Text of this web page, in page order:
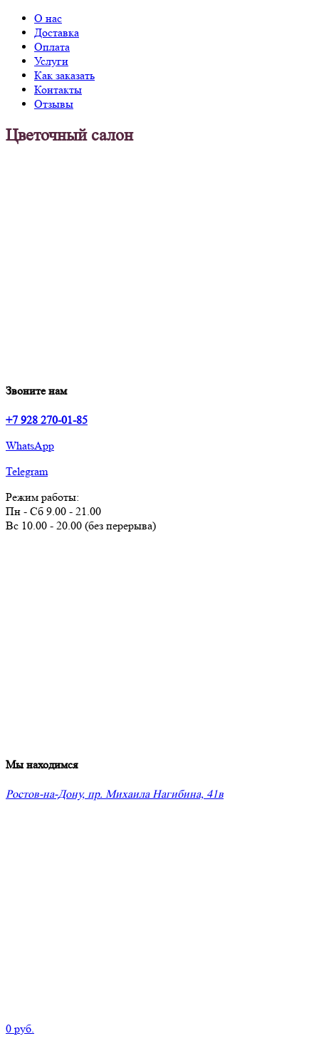
О нас
Доставка
Оплата
Услуги
Как заказать
Контакты
Отзывы
Цветочный салон
Звоните нам
+7 928 270-01-85
WhatsApp
Telegram
Режим работы:
Пн - Сб 9.00 - 21.00
Вс 10.00 - 20.00 (без перерыва)
Мы находимся
Ростов-на-Дону, пр. Михаила Нагибина, 41в
0 руб.